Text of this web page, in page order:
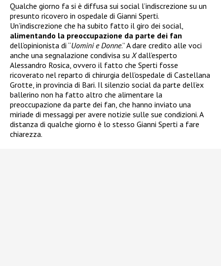
Qualche giorno fa si è diffusa sui social l’indiscrezione su un
presunto ricovero in ospedale di Gianni Sperti.
Un’indiscrezione che ha subito fatto il giro dei social,
alimentando la preoccupazione da parte dei fan
dell’opinionista di “Uomini e Donne.” A dare credito alle voci
anche una segnalazione condivisa su Xdall’esperto
Alessandro Rosica, ovvero il fatto che Sperti fosse
ricoverato nel reparto di chirurgia dell’ospedale di Castellana
Grotte, in provincia di Bari. Il silenzio social da parte dell’ex
ballerino non ha fatto altro che alimentare la
preoccupazione da parte dei fan, che hanno inviato una
miriade di messaggi per avere notizie sulle sue condizioni. A
distanza di qualche giorno è lo stesso Gianni Sperti a fare
chiarezza.